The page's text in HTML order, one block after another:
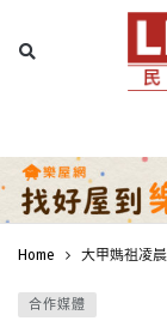
Home 大甲媽祖凌
合作媒體